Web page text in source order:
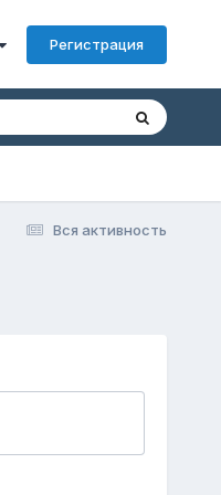
Регистрация
Вся активность